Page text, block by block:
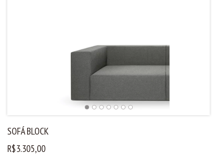
SOFÁ BLOCK
R$3.305,00